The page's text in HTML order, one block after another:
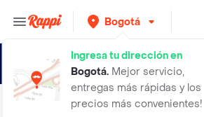
Bogotá
Ingresa tu dirección en
Bogotá. Mejor servicio,
entregas más rápidas y los
precios más convenientes!
Búsquedas relacionadas:Roles y Profesiones